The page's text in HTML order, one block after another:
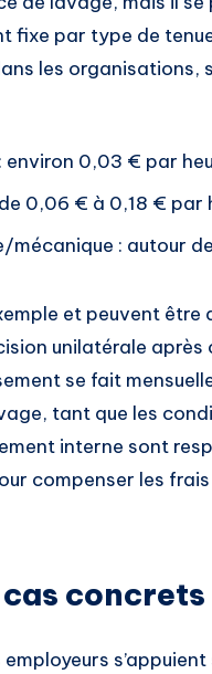
fixe par type de
les organisations,
environ 0,03 € par
0,06 € à 0,18 € par
: autour
et peuvent
unilatérale
se fait
tant que les
interne sont
compenser les
concrets